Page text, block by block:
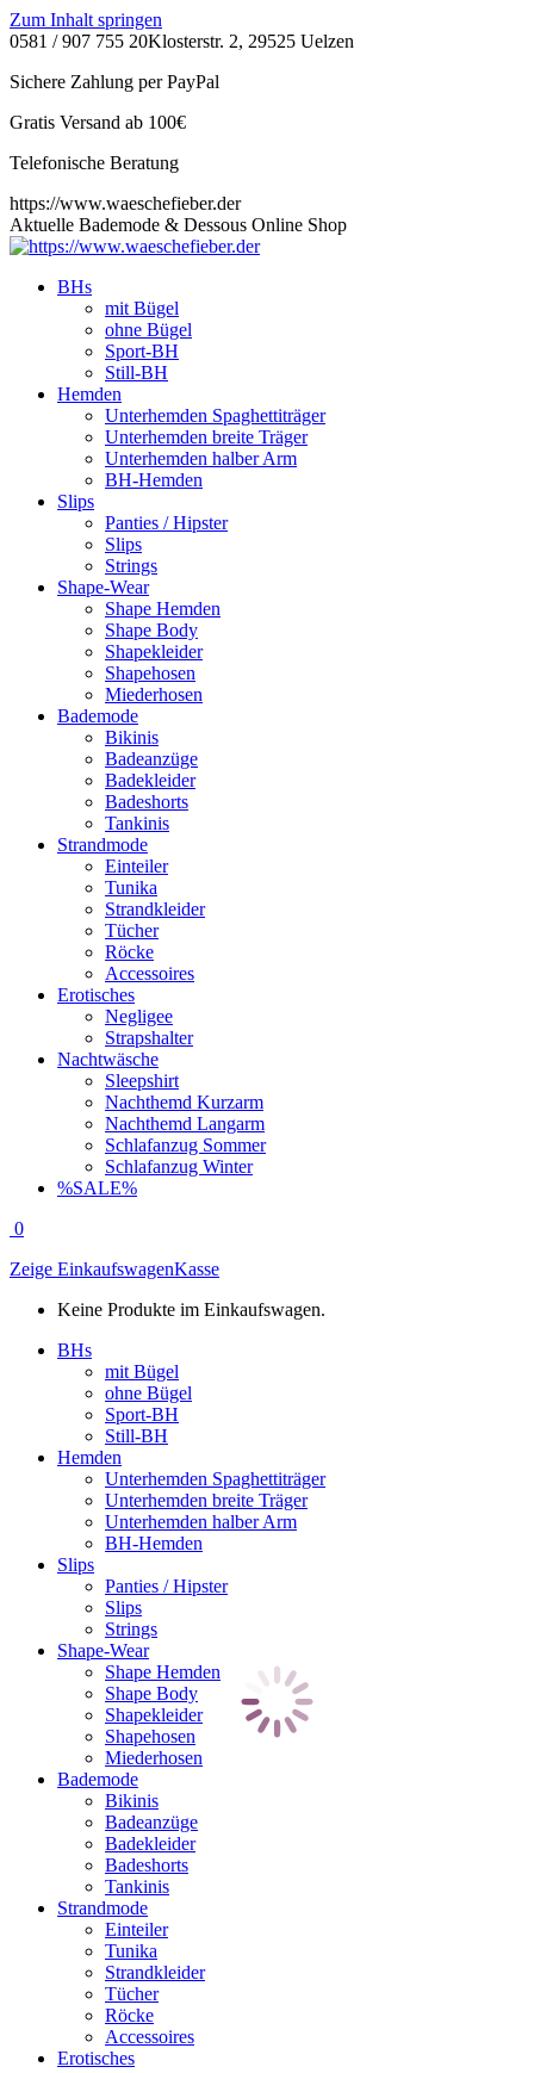
Zum Inhalt springen
0581 / 907 755 20Klosterstr. 2, 29525 Uelzen
Sichere Zahlung per PayPal
Gratis Versand ab 100€
Telefonische Beratung
https://www.waeschefieber.der
Aktuelle Bademode & Dessous Online Shop
BHs
mit Bügel
ohne Bügel
Sport-BH
Still-BH
Hemden
Unterhemden Spaghettiträger
Unterhemden breite Träger
Unterhemden halber Arm
BH-Hemden
Slips
Panties / Hipster
Slips
Strings
Shape-Wear
Shape Hemden
Shape Body
Shapekleider
Shapehosen
Miederhosen
Bademode
Bikinis
Badeanzüge
Badekleider
Badeshorts
Tankinis
Strandmode
Einteiler
Tunika
Strandkleider
Tücher
Röcke
Accessoires
Erotisches
Negligee
Strapshalter
Nachtwäsche
Sleepshirt
Nachthemd Kurzarm
Nachthemd Langarm
Schlafanzug Sommer
Schlafanzug Winter
%SALE%
0
Zeige EinkaufswagenKasse
Keine Produkte im Einkaufswagen.
BHs
mit Bügel
ohne Bügel
Sport-BH
Still-BH
Hemden
Unterhemden Spaghettiträger
Unterhemden breite Träger
Unterhemden halber Arm
BH-Hemden
Slips
Panties / Hipster
Slips
Strings
Shape-Wear
Shape Hemden
Shape Body
Shapekleider
Shapehosen
Miederhosen
Bademode
Bikinis
Badeanzüge
Badekleider
Badeshorts
Tankinis
Strandmode
Einteiler
Tunika
Strandkleider
Tücher
Röcke
Accessoires
Erotisches